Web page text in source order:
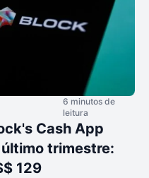
6 minutos de
leitura
Cash App
trimestre:
129